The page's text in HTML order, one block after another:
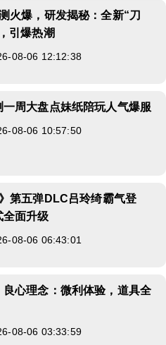
火爆，研发揭秘：全新“刀
引爆热潮
08-06 12:12:38
一周大盘点妹纸陪玩人气爆服
08-06 10:57:50
第五弹DLC吕玲绮霸气登
全面升级
08-06 06:43:01
良心理念：微利体验，道具全
08-06 03:33:59